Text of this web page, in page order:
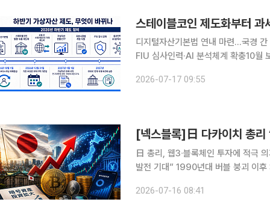
스테이블코인 제도화부터
디지털자산기본법 연내 마련…국경
FIU 심사인력·AI 분석체계 확충10월
에 나선다. 스테이블코인과 국경 간
2026-07-17 09:55
日 총리, 웹3∙블록체인 투자에 적극
발전 기대” 1990년대 버블 붕괴 이후 30여 년간 보수적인 태도를 유지해온 일본 금융 시장이 가상
내비치면서 일본 가상자산 산업의 성
2026-07-16 08:41